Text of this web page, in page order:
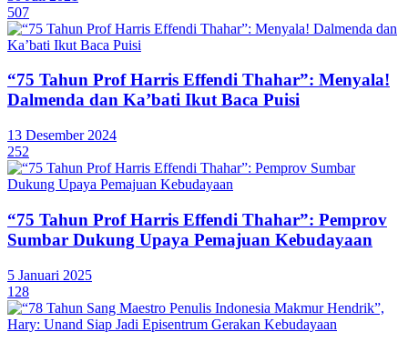
507
“75 Tahun Prof Harris Effendi Thahar”: Menyala!
Dalmenda dan Ka’bati Ikut Baca Puisi
13 Desember 2024
252
“75 Tahun Prof Harris Effendi Thahar”: Pemprov
Sumbar Dukung Upaya Pemajuan Kebudayaan
5 Januari 2025
128